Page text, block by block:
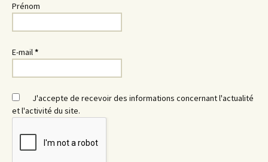
Prénom
E-mail*
J'accepte de recevoir des informations concernant l'actualité
et l'activité du site.